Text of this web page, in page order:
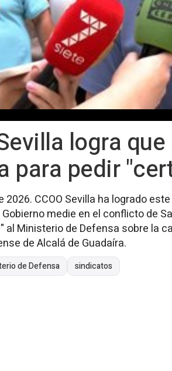
logra
para pedir
2026. CCOO Sevilla ha logrado
medie en el conflicto de
al Ministerio de Defensa sobre la
de Alcalá de Guadaíra.
de Defensa sindicatos